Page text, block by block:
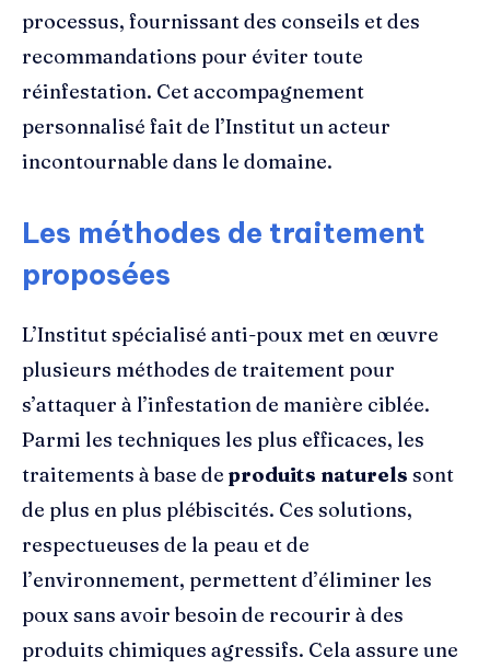
processus, fournissant des conseils et des
recommandations pour éviter toute
réinfestation. Cet accompagnement
personnalisé fait de l’Institut un acteur
incontournable dans le domaine.
Les méthodes de traitement
proposées
L’Institut spécialisé anti-poux met en œuvre
plusieurs méthodes de traitement pour
s’attaquer à l’infestation de manière ciblée.
Parmi les techniques les plus efficaces, les
traitements à base de produits naturels sont
de plus en plus plébiscités. Ces solutions,
respectueuses de la peau et de
l’environnement, permettent d’éliminer les
poux sans avoir besoin de recourir à des
produits chimiques agressifs. Cela assure une